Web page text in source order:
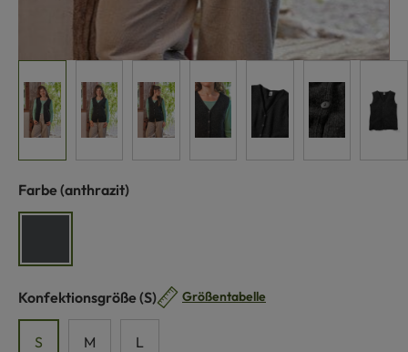
Farbe auswählen
(anthrazit)
Konfektionsgröße auswählen
(S) Größentabelle
S M L